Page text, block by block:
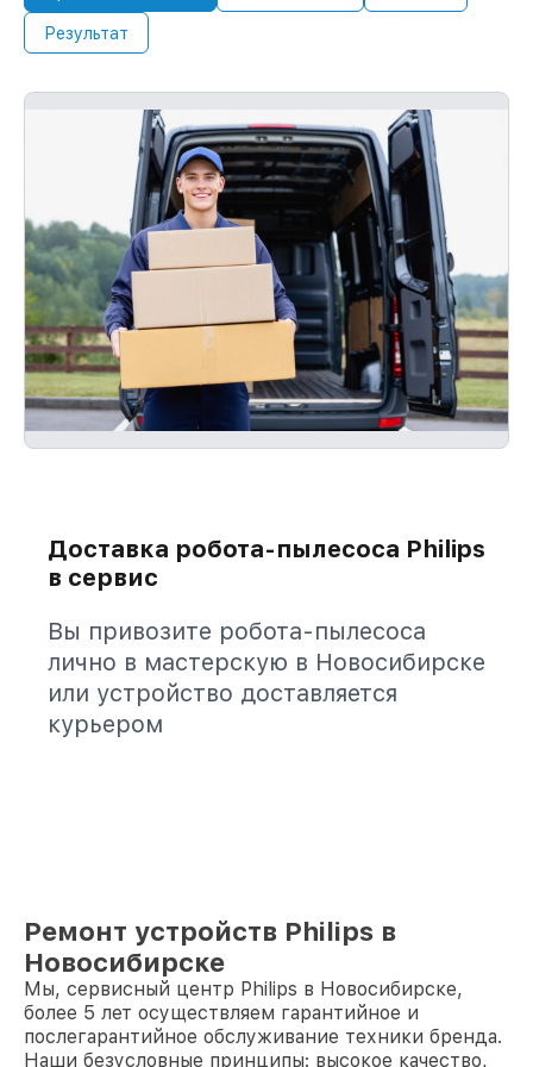
Результат
Доставка робота-пылесоса Philips
в сервис
Вы привозите робота-пылесоса
лично в мастерскую в Новосибирске
или устройство доставляется
курьером
Ремонт устройств Philips в
Новосибирске
Мы, сервисный центр Philips в Новосибирске,
более 5 лет осуществляем гарантийное и
послегарантийное обслуживание техники бренда.
Наши безусловные принципы: высокое качество,